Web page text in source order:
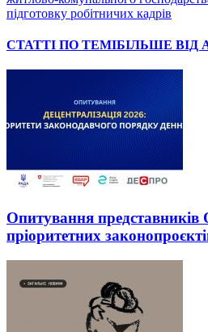
підготовку робітничих кадрів
СТАТТІ ПО ТЕМІБІЛЬШЕ ВІД
Опитування
пріоритетних